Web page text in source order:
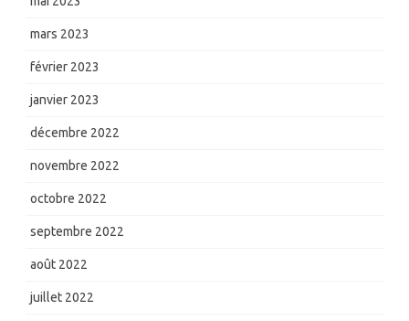
mars 2023
février 2023
janvier 2023
décembre 2022
novembre 2022
octobre 2022
septembre 2022
août 2022
juillet 2022